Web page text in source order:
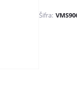
Šifra: